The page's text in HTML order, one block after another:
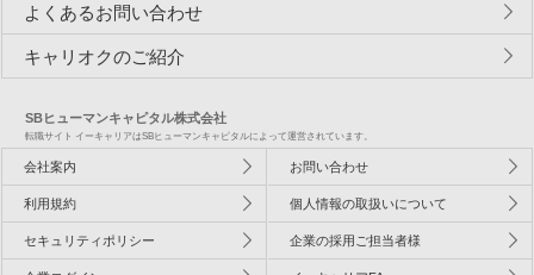
よくあるお問い合わせ
キャリオクのご紹介
SBヒューマンキャピタル株式会社
転職サイト イーキャリアはSBヒューマンキャピタルによって運営されています。
会社案内 お問い合わせ
利用規約 個人情報の取扱いについて
セキュリティポリシー 企業の採用ご担当者様